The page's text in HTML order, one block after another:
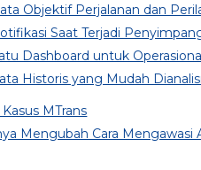
Objektif Perjalanan dan
Saat Terjadi
Dashboard untuk
Historis yang Mudah
MTrans
Mengubah Cara Mengawasi